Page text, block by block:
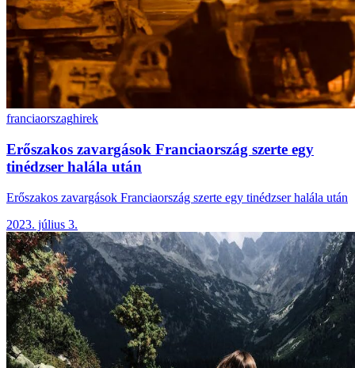
franciaorszaghirek
Erőszakos zavargások Franciaország szerte egy
tinédzser halála után
Erőszakos zavargások Franciaország szerte egy tinédzser halála után
2023. július 3.